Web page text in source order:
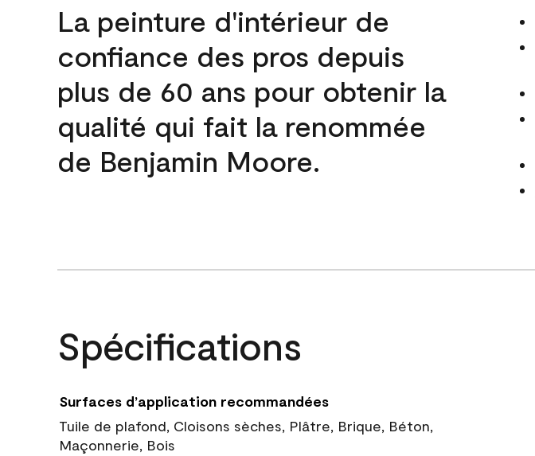
La peinture d'intérieur de
confiance des pros depuis
plus de 60 ans pour obtenir la
qualité qui fait la renommée
de Benjamin Moore.
Spécifications
Surfaces d’application recommandées
Tuile de plafond, Cloisons sèches, Plâtre, Brique, Béton,
Maçonnerie, Bois